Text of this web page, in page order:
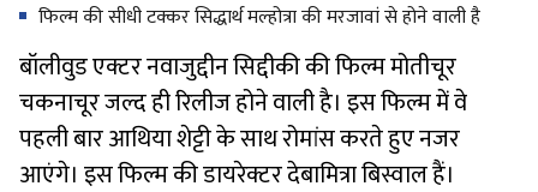
फिल्म की सीधी टक्कर सिद्धार्थ मल्होत्रा की मरजावां से होने वाली है
बॉलीवुड एक्टर नवाजुद्दीन सिद्दीकी की फिल्म मोतीचूर
चकनाचूर जल्द ही रिलीज होने वाली है। इस फिल्म में वे
पहली बार आथिया शेट्टी के साथ रोमांस करते हुए नजर
आएंगे। इस फिल्म की डायरेक्टर देबामित्रा बिस्वाल हैं।